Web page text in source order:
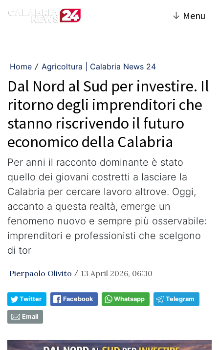
↓ Menu
Home / Agricoltura | Calabria News 24
Dal Nord al Sud per investire. Il
ritorno degli imprenditori che
stanno riscrivendo il futuro
economico della Calabria
Per anni il racconto dominante è stato
quello dei giovani costretti a lasciare la
Calabria per cercare lavoro altrove. Oggi,
accanto a questa realtà, emerge un
fenomeno nuovo e sempre più osservabile:
imprenditori e professionisti che scelgono
di tor
Pierpaolo Olivito / 13 April 2026, 06:30
Twitter Facebook Whatsapp Telegram
Email